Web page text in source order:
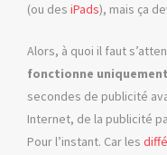
(ou des iPads), mais ça
Alors, à quoi il faut
fonctionne
secondes de publicité
Internet, de la publicité
Pour l’instant. Car les